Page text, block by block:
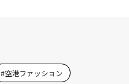
#空港ファッション